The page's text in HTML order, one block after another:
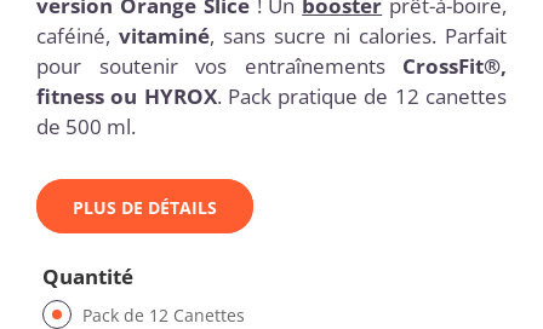
caféiné, vitaminé, sans sucre ni calories. Parfait
pour soutenir vos entraînements CrossFit®,
fitness ou HYROX. Pack pratique de 12 canettes
de 500 ml.
PLUS DE DÉTAILS
Quantité
Pack de 12 Canettes